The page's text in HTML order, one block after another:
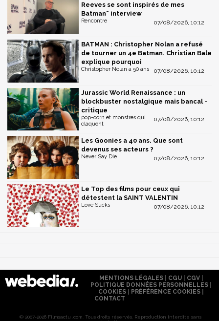
Reeves se sont inspirés de mes
Batman" interview
07/08/2026, 10:12
Rencontre
BATMAN : Christopher Nolan a refusé
de tourner un 4e Batman. Christian Bale
explique pourquoi
07/08/2026, 10:12
Christopher Nolan a 50 ans
Jurassic World Renaissance : un
blockbuster nostalgique mais bancal -
critique
07/08/2026, 10:12
pop-corn et monstres qui
claquent
Les Goonies a 40 ans. Que sont
devenus ses acteurs ?
07/08/2026, 10:12
Never Say Die
Le Top des films pour ceux qui
détestent la SAINT VALENTIN
07/08/2026, 10:12
Love Sucks
MENTIONS LÉGALES| CGU| CGV|
POLITIQUE DONNÉES PERSONNELLES
COOKIES
PRÉFÉRENCE COOKIES
CONTACT
© 2007-2026 Filmsactu .com. Tous droits réservés. Reproduction interdite sans